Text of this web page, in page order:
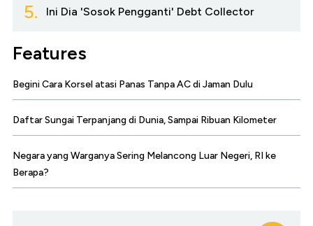
5. Ini Dia 'Sosok Pengganti' Debt Collector
Features
Begini Cara Korsel atasi Panas Tanpa AC di Jaman Dulu
Daftar Sungai Terpanjang di Dunia, Sampai Ribuan Kilometer
Negara yang Warganya Sering Melancong Luar Negeri, RI ke
Berapa?